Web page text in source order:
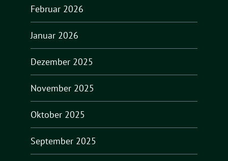
Februar 2026
Januar 2026
Dezember 2025
November 2025
Oktober 2025
September 2025